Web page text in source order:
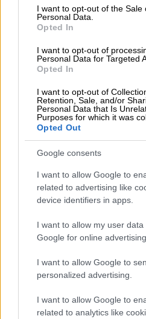
consent section.
I want to opt-out of the Sale
Personal Data.
Opted In
I want to opt-out of
Personal Data for Targeted
Opted In
I want to opt-out of
Retention, Sale, and/or
Personal Data that Is
Purposes for which it was
Opted Out
Google consents
I want to allow Google to
related to advertising like
device identifiers in apps.
I want to allow my user
Google for online
I want to allow Google to
personalized advertising.
I want to allow Google to
related to analytics like
Έσπαζαν πήλινα και
προκάλεσε τρόμο στους
στους γείτονες, ενώ
κοιμόταν στο ίδιο
Μιχάληακούστηκε ένας
από μία πέτρα που
προθαλάμου του
ενημέρωσε την
την έρευνα χωρίς όμως
δώσει κάποια εξήγηση.
και πριν τα
σπίτι, γλάστρες
έπεφταν από τα ράφια
Μιχάληςήταν από την
πατέρα του και της
Η παρέμβαση του